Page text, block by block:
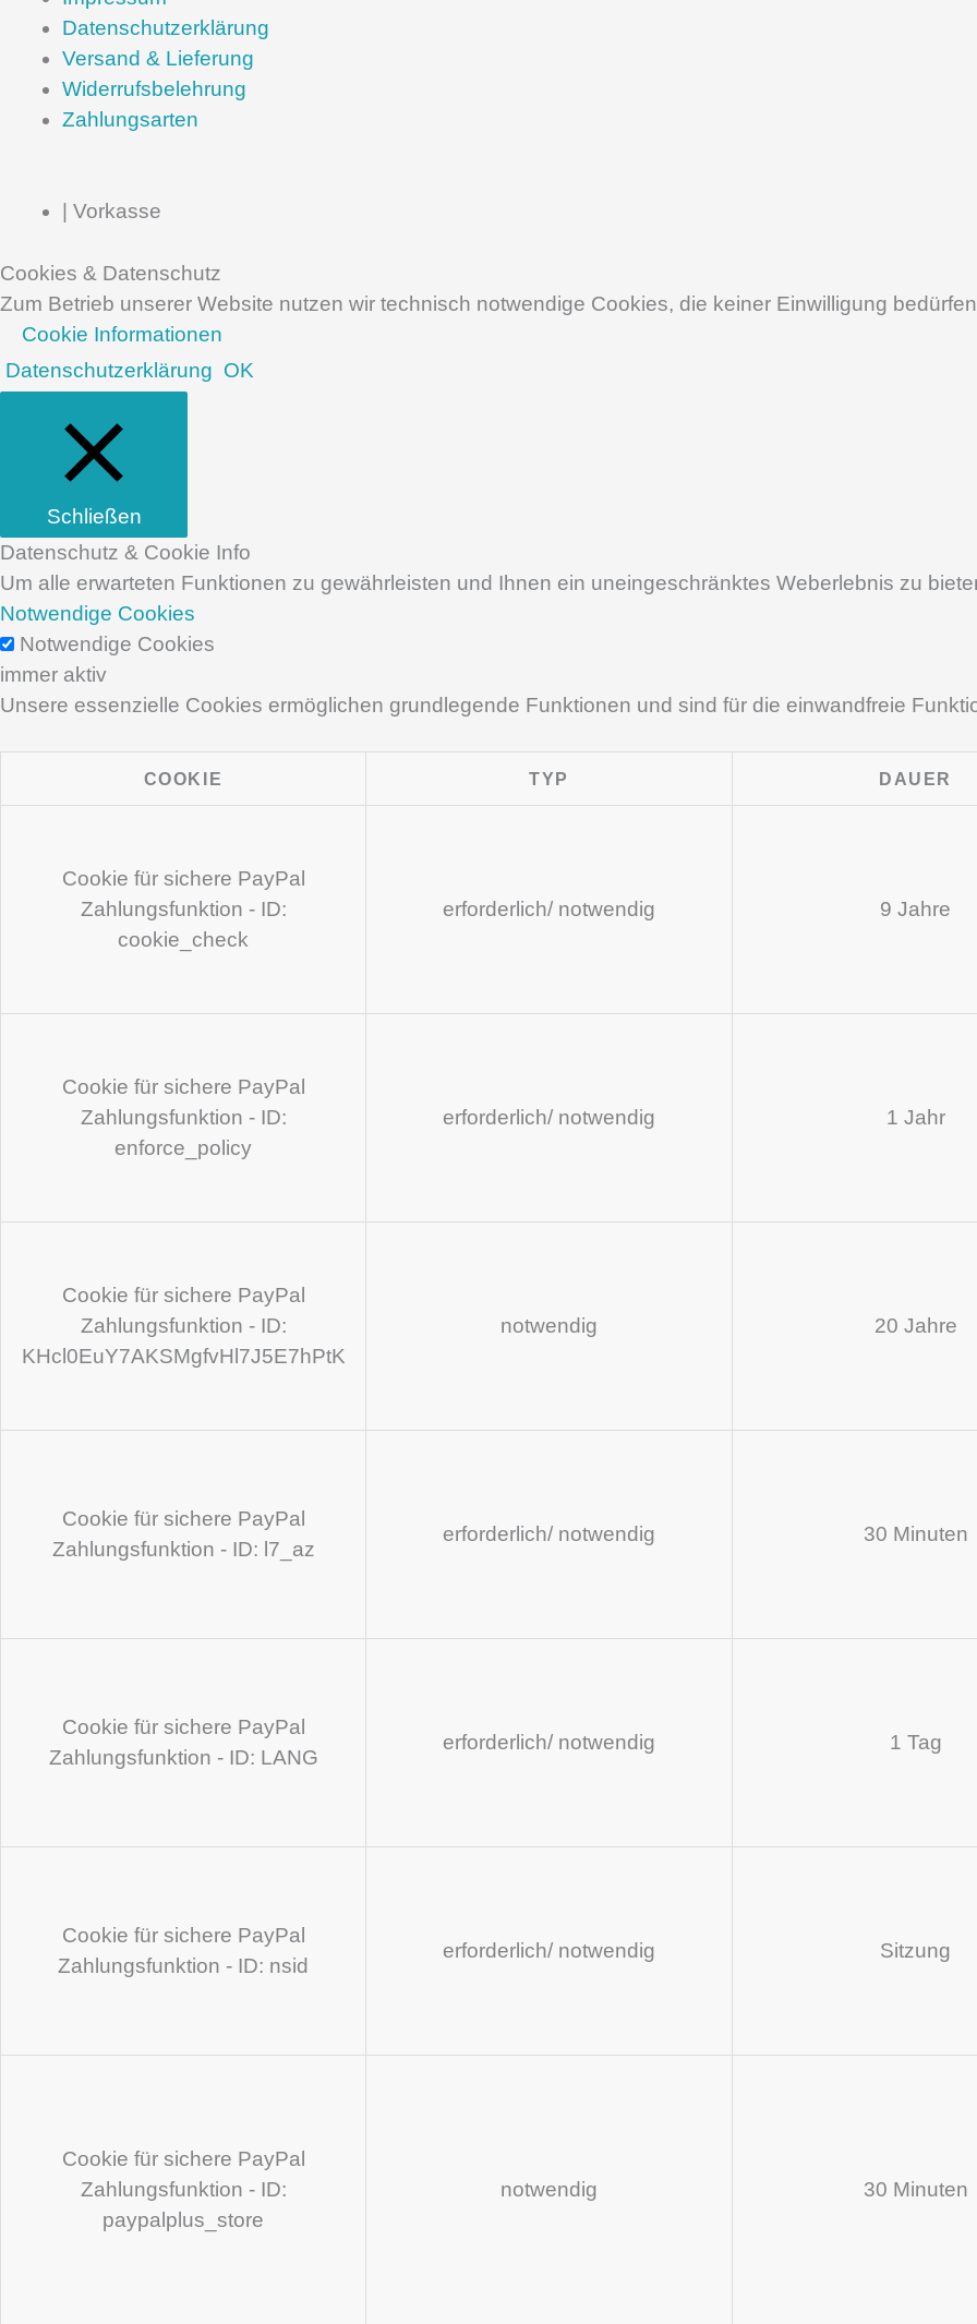
Datenschutzerklärung
Versand & Lieferung
Widerrufsbelehrung
Zahlungsarten
| Vorkasse
Cookies & Datenschutz
Zum Betrieb unserer Website nutzen wir technisch notwendige Cookies, die keiner Einwilligung
Cookie Informationen
Datenschutzerklärung OK
Schließen
Datenschutz & Cookie Info
Um alle erwarteten Funktionen zu gewährleisten und Ihnen ein uneingeschränktes Weberlebnis zu
Notwendige Cookies
Notwendige Cookies
immer aktiv
Unsere essenzielle Cookies ermöglichen grundlegende Funktionen und sind für die einwandfreie
COOKIE TYP DAUER
Cookie für sichere PayPal
Zahlungsfunktion - ID:
cookie_check
erforderlich/ notwendig 9 Jahre
Cookie für sichere PayPal
Zahlungsfunktion - ID:
enforce_policy
erforderlich/ notwendig 1 Jahr
Cookie für sichere PayPal
Zahlungsfunktion - ID:
KHcl0EuY7AKSMgfvHl7J5E7hPtK
notwendig 20 Jahre
Cookie für sichere PayPal
Zahlungsfunktion - ID: l7_az
erforderlich/ notwendig 30 Minuten
Cookie für sichere PayPal
Zahlungsfunktion - ID: LANG
erforderlich/ notwendig 1 Tag
Cookie für sichere PayPal
Zahlungsfunktion - ID: nsid
erforderlich/ notwendig Sitzung
Cookie für sichere PayPal
Zahlungsfunktion - ID:
paypalplus_store
notwendig 30 Minuten